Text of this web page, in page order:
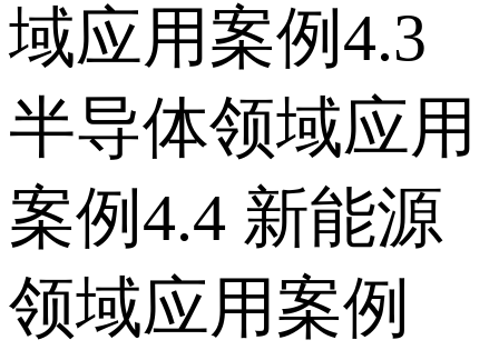
域应用案例 4.3
半导体领域应用
案例 4.4 新能源
领域应用案例